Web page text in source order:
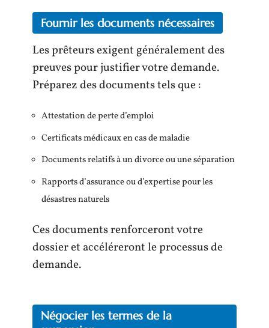
Fournir les documents nécessaires
Les prêteurs exigent généralement des
preuves pour justifier votre demande.
Préparez des documents tels que :
Attestation de perte d’emploi
Certificats médicaux en cas de maladie
Documents relatifs à un divorce ou une séparation
Rapports d’assurance ou d’expertise pour les
désastres naturels
Ces documents renforceront votre
dossier et accéléreront le processus de
demande.
Négocier les termes de la